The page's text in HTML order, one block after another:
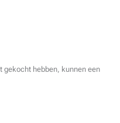
gekocht hebben, kunnen een